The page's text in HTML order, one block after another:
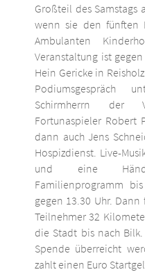
Großteil des Samstags
wenn sie den fünften
Ambulanten
Veranstaltung ist
Hein Gericke in
Podiumsgespräch
Schirmherrn der
Fortunaspieler Robert
dann auch Jens
Hospizdienst. Live-
und eine
Familienprogramm
gegen 13.30 Uhr.
Teilnehmer 32
die Stadt bis nach
Spende überreicht
zahlt einen Euro